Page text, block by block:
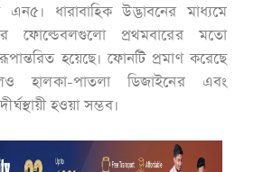
ধারাবাহিক উদ্ভাবনের মাধ্যমে
ফোল্ডেবলগুলো প্রথমবারের মতো
হয়েছে। ফোনটি প্রমাণ করেছে
হালকা-পাতলা ডিজাইনের এবং
হওয়া সম্ভব।